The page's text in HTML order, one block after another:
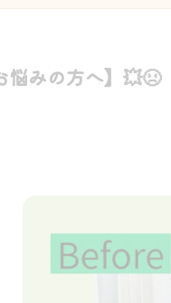
悩みの方へ】💥😣